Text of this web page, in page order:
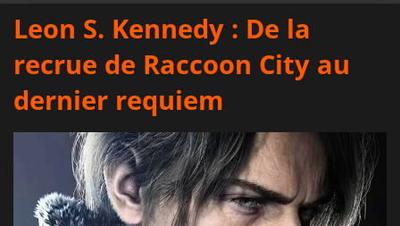
LOGICIELS
SE CONNECTER OU S'INSCRIRE
Leon S. Kennedy : De la
recrue de Raccoon City au
dernier requiem